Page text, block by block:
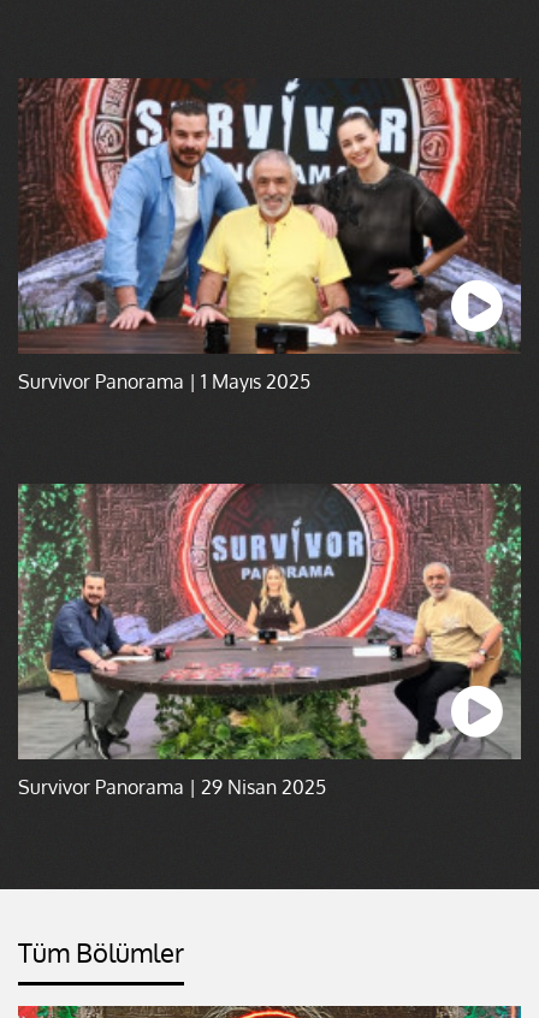
Survivor Panorama | 1 Mayıs 2025
Survivor Panorama | 29 Nisan 2025
Tüm Bölümler